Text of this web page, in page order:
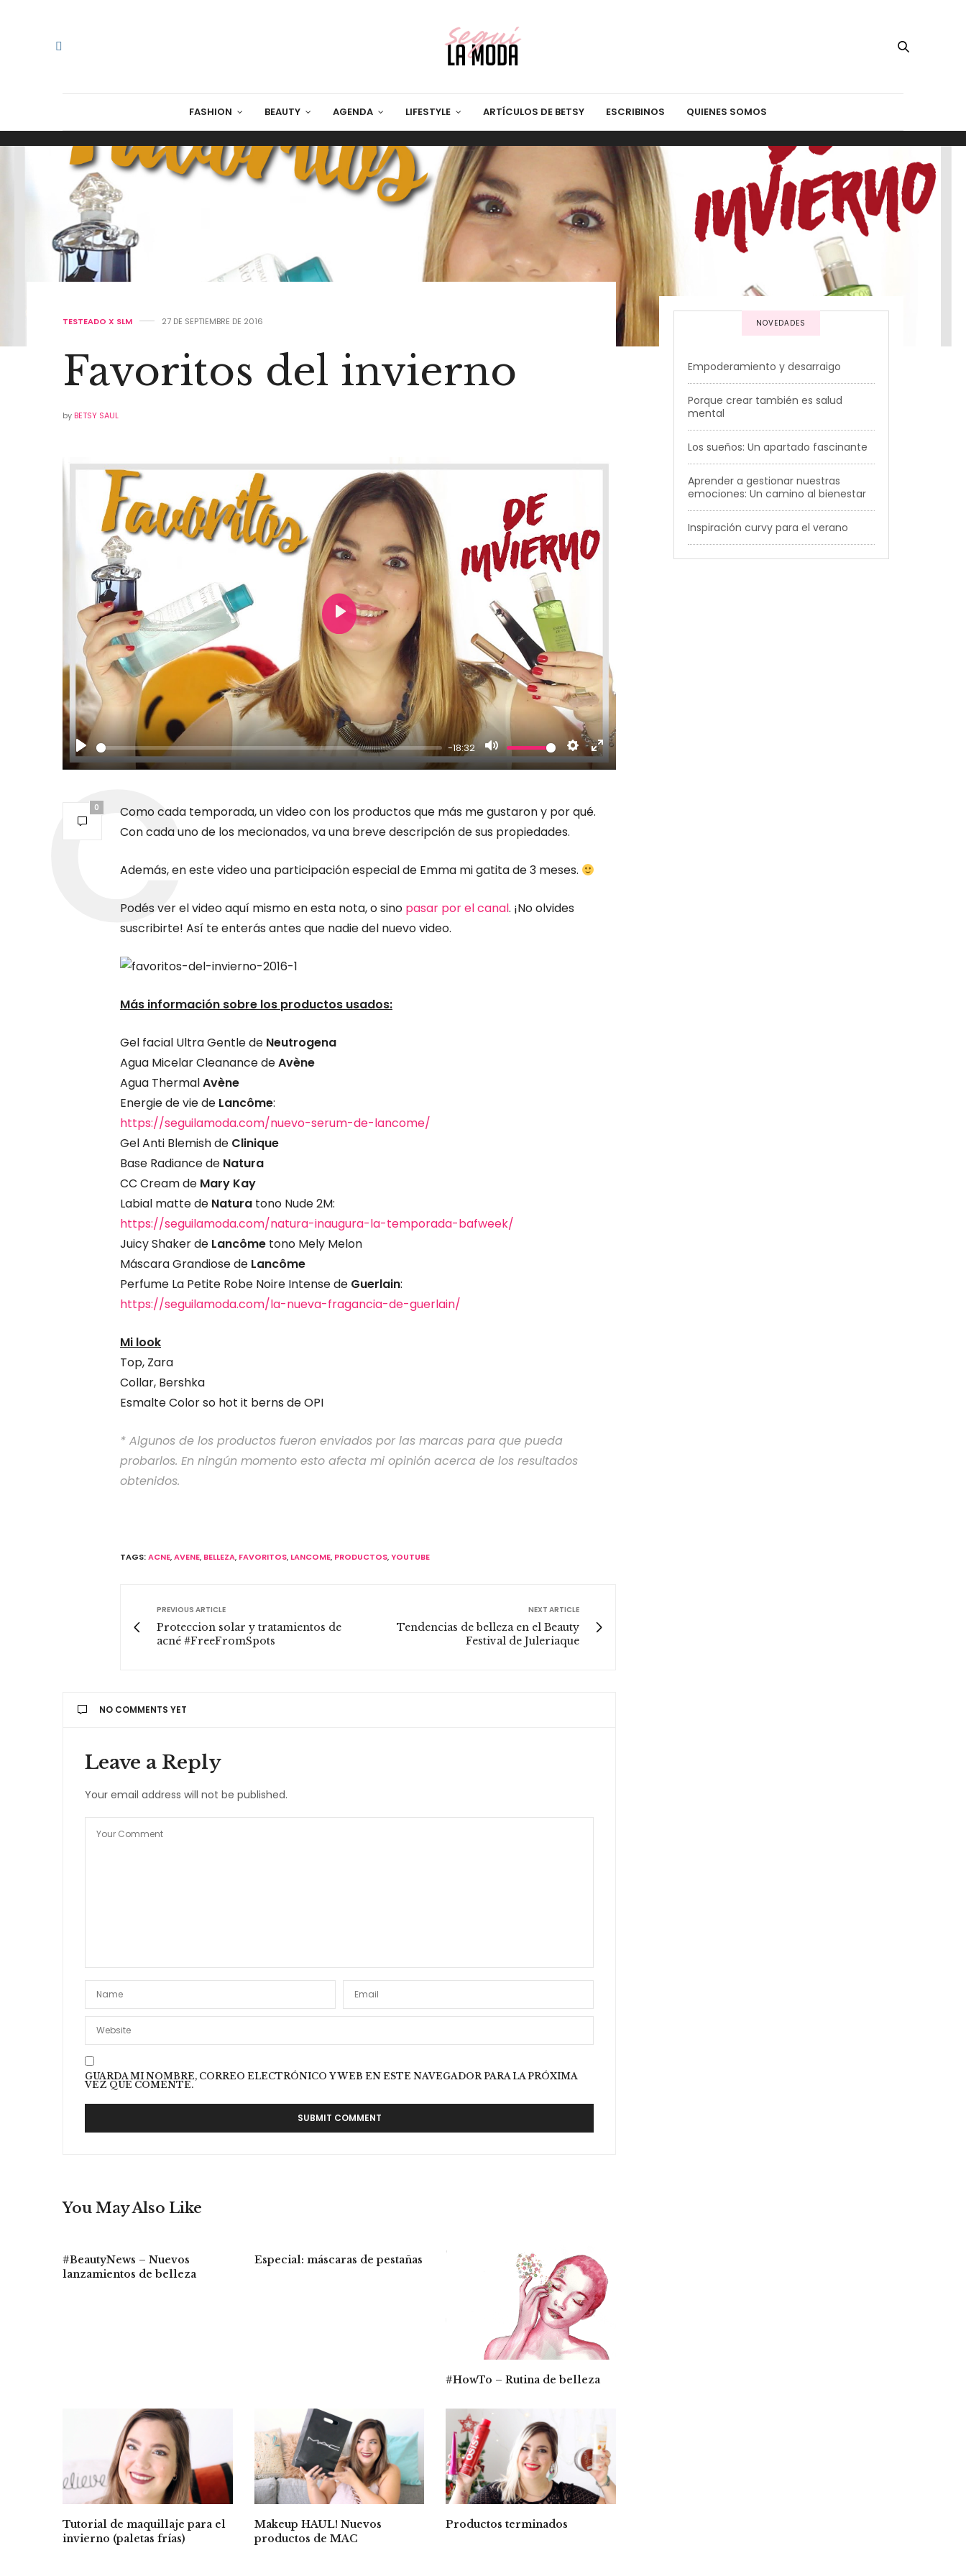
FASHION BEAUTY AGENDA LIFESTYLE ARTÍCULOS DE BETSY ESCRIBINOS QUIENES SOMOS
TESTEADO X SLM 27 DE SEPTIEMBRE DE 2016
Favoritos del invierno
by BETSY SAUL
Play -18:32 Mute Settings
Enter
fullscreen
Play
0
Como cada temporada, un video con los productos que más me gustaron y por qué.
Con cada uno de los mecionados, va una breve descripción de sus propiedades.
Además, en este video una participación especial de Emma mi gatita de 3 meses.
Podés ver el video aquí mismo en esta nota, o sino pasar por el canal. ¡No olvides
suscribirte! Así te enterás antes que nadie del nuevo video.
Más información sobre los productos usados:
Gel facial Ultra Gentle de Neutrogena
Agua Micelar Cleanance deAvène
Agua ThermalAvène
Energie de vie de Lancôme:
https://seguilamoda.com/nuevo-serum-de-lancome/
Gel Anti Blemish de Clinique
Base Radiance de Natura
CC Cream de Mary Kay
Labial matte de Natura tono Nude 2M:
https://seguilamoda.com/natura-inaugura-la-temporada-bafweek/
Juicy Shaker de Lancôme tono Mely Melon
Máscara Grandiose de Lancôme
Perfume La Petite Robe Noire Intense de Guerlain:
https://seguilamoda.com/la-nueva-fragancia-de-guerlain/
Mi look
Top, Zara
Collar, Bershka
Esmalte Color so hot it berns de OPI
* Algunos de los productos fueron enviados por las marcas para que pueda
probarlos. En ningún momento esto afecta mi opinión acerca de los resultados
obtenidos.
TAGS:ACNE,AVENE, BELLEZA, FAVORITOS, LANCOME, PRODUCTOS,YOUTUBE
PREVIOUS ARTICLE
Proteccion solar y tratamientos de
acné #FreeFromSpots
NEXT ARTICLE
Tendencias de belleza en el Beauty
Festival de Juleriaque
NO COMMENTS YET
Leave a Reply
Your email address will not be published.
GUARDA MI NOMBRE, CORREO ELECTRÓNICO Y WEB EN ESTE NAVEGADOR PARA LA PRÓXIMA
VEZ QUE COMENTE.
You May Also Like
#BeautyNews – Nuevos
lanzamientos de belleza
Especial: máscaras de pestañas
#HowTo – Rutina de belleza
Tutorial de maquillaje para el
invierno (paletas frías)
Makeup HAUL! Nuevos
productos de MAC
Productos terminados
NOVEDADES
Empoderamiento y desarraigo
Porque crear también es salud
mental
Los sueños: Un apartado fascinante
Aprender a gestionar nuestras
emociones: Un camino al bienestar
Inspiración curvy para el verano